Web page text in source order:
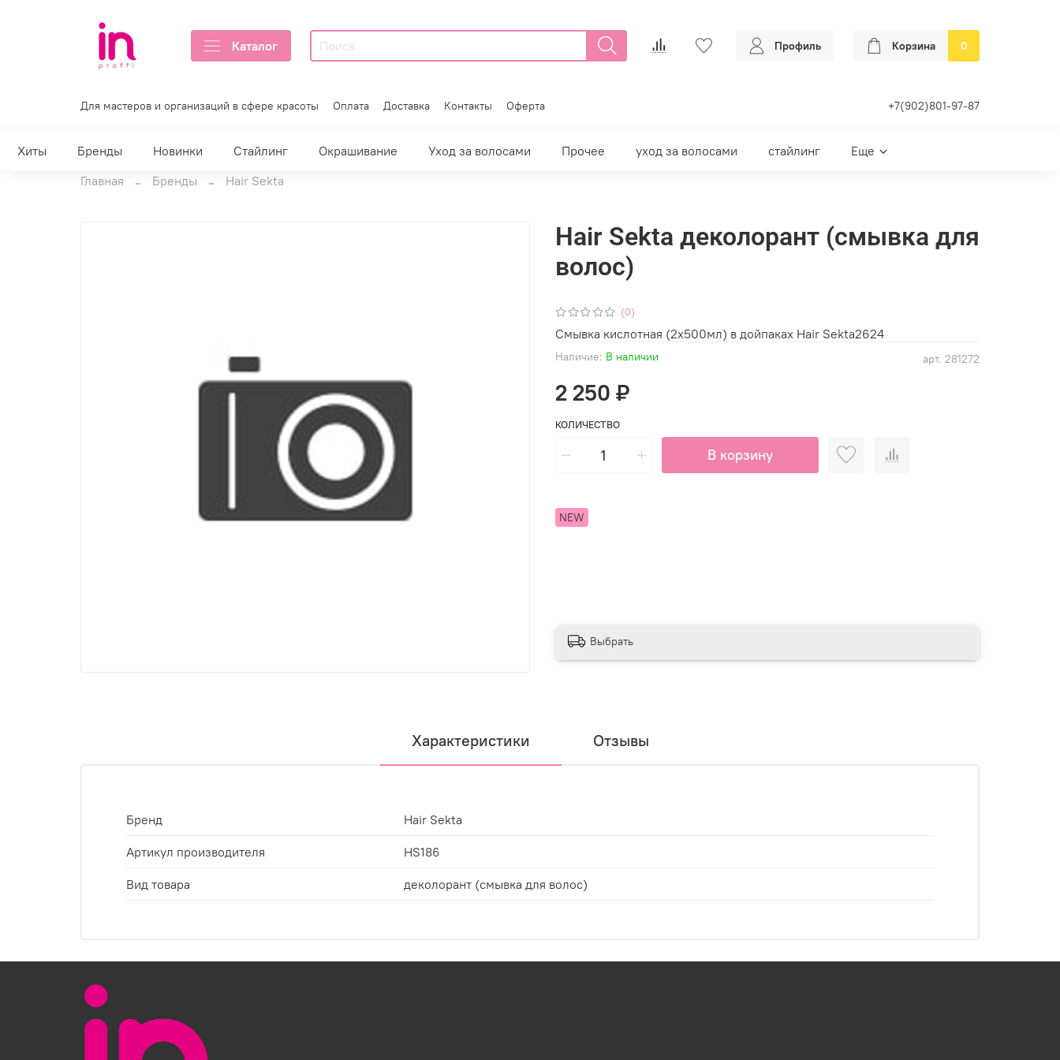
Каталог Профиль Корзина 0
Для мастеров и организаций в сфере красоты Оплата Доставка Контакты Оферта +7(902)801-97-87
Хиты Бренды Новинки Стайлинг Окрашивание Уход за волосами Прочее уход за волосами стайлинг
Еще
Главная
Бренды Hair Sekta
(0)
арт. 281272
Наличие: В наличии
NEW
Hair Sekta деколорант (смывка для
волос)
2 250 ₽
КОЛИЧЕСТВО
В корзину
Смывка кислотная (2х500мл) в дойпаках Hair Sekta2624
Выбрать
Характеристики Отзывы
Бренд Hair Sekta
Артикул производителя HS186
Вид товара деколорант (смывка для волос)